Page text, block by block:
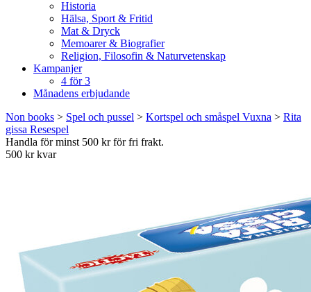
Historia
Hälsa, Sport & Fritid
Mat & Dryck
Memoarer & Biografier
Religion, Filosofin & Naturvetenskap
Kampanjer
4 för 3
Månadens erbjudande
Non books > Spel och pussel > Kortspel och småspel Vuxna > Rita
gissa Resespel
Handla för minst 500 kr för fri frakt.
500 kr kvar